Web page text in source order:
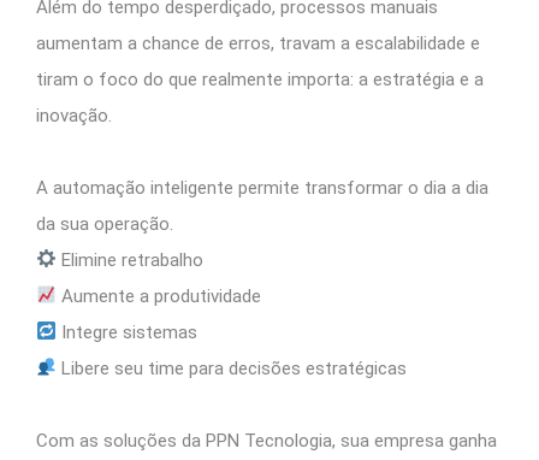
Além do tempo desperdiçado, processos manuais
aumentam a chance de erros, travam a escalabilidade e
tiram o foco do que realmente importa: a estratégia e a
inovação.
A automação inteligente permite transformar o dia a dia
da sua operação.
Elimine retrabalho
Aumente a produtividade
Integre sistemas
Libere seu time para decisões estratégicas
Com as soluções da PPN Tecnologia, sua empresa ganha